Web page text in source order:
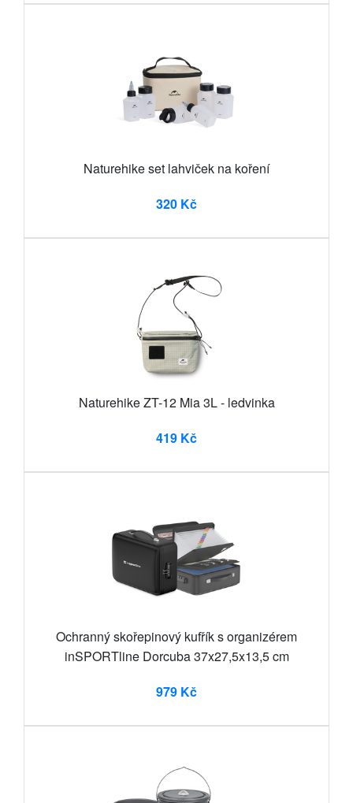
Naturehike set lahviček na koření
320 Kč
Naturehike ZT-12 Mia 3L - ledvinka
419 Kč
Ochranný skořepinový kufřík s organizérem
inSPORTline Dorcuba 37x27,5x13,5 cm
979 Kč